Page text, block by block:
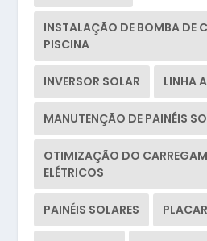
INSTALAÇÃO DE BOMBA DE
PISCINA
INVERSOR SOLAR LINHA
MANUTENÇÃO DE PAINÉIS
OTIMIZAÇÃO DO
ELÉTRICOS
PAINÉIS SOLARES